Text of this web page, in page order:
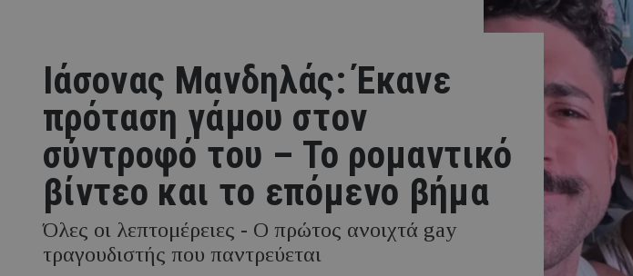
Ιάσονας Μανδηλάς: Έκανε
πρόταση γάμου στον
σύντροφό του – Το ρομαντικό
βίντεο και το επόμενο βήμα
Όλες οι λεπτομέρειες - Ο πρώτος ανοιχτά gay
τραγουδιστής που παντρεύεται